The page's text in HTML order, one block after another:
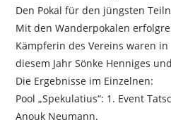
Den Pokal für den jüngsten
Mit den Wanderpokalen
Kämpferin des Vereins waren in
diesem Jahr Sönke Henniges
Die Ergebnisse im Einzelnen:
Pool „Spekulatius“: 1. Event
Anouk Neumann.